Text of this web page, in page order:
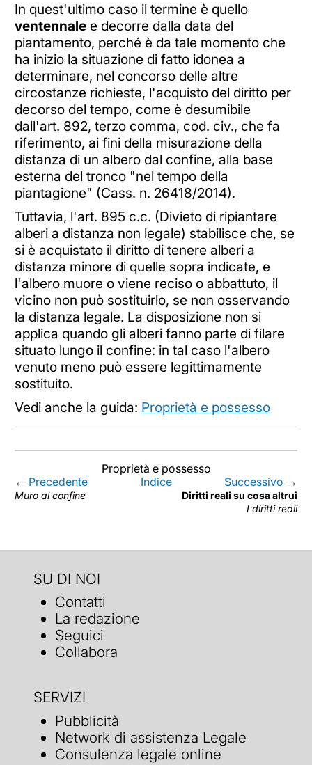
In quest'ultimo caso il termine è quello
ventennalee decorre dalla data del
piantamento, perché è da tale momento che
ha inizio la situazione di fatto idonea a
determinare, nel concorso delle altre
circostanze richieste, l'acquisto del diritto per
decorso del tempo, come è desumibile
dall'art. 892, terzo comma, cod. civ., che fa
riferimento, ai fini della misurazione della
distanza di un albero dal confine, alla base
esterna del tronco "nel tempo della
piantagione" (Cass. n. 26418/2014).
Tuttavia, l'art. 895 c.c. (Divieto di ripiantare
alberi a distanza non legale) stabilisce che, se
si è acquistato il diritto di tenere alberi a
distanza minore di quelle sopra indicate, e
l'albero muore o viene reciso o abbattuto, il
vicino non può sostituirlo, se non osservando
la distanza legale. La disposizione non si
applica quando gli alberi fanno parte di filare
situato lungo il confine: in tal caso l'albero
venuto meno può essere legittimamente
sostituito.
Vedi anche la guida: Proprietà e possesso
Proprietà e possesso
← Precedente
Muro al confine
Indice Successivo →
Diritti reali su cosa altrui
I diritti reali
SU DI NOI
Contatti
La redazione
Seguici
Collabora
SERVIZI
Pubblicità
Network di assistenza Legale
Consulenza legale online